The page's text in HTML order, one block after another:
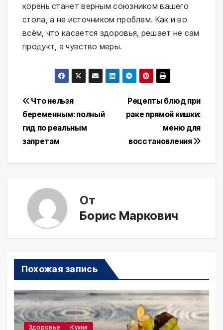
корень станет верным союзником вашего
стола, а не источником проблем. Как и во
всём, что касается здоровья, решает не сам
продукт, а чувство меры.
Навигация
по
записям
Рецепты блюд при
раке прямой кишки:
меню для
восстановления
Что нельзя
беременным: полный
гид по реальным
запретам
От
Борис Маркович
Похожая запись
Здоровье Кухня